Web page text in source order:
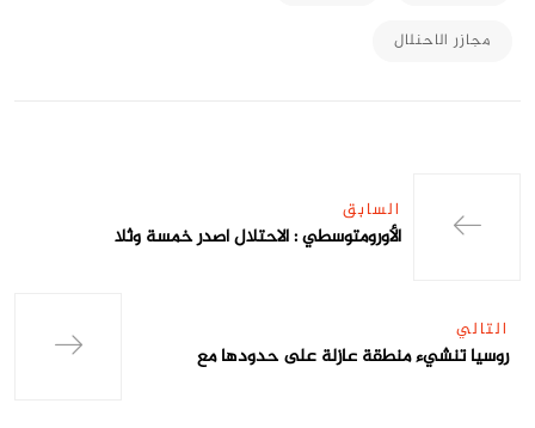
مجازر الاحنلال
السابق
الأورومتوسطي : الاحتلال اصدر خمسة وثلا
التالي
روسيا تنشيء منطقة عازلة على حدودها مع